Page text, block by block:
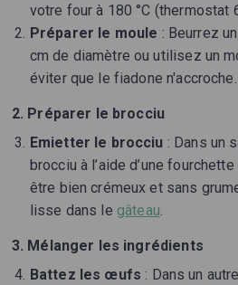
votre four à 180 °C (thermostat
Préparer le moule : Beurrez
cm de diamètre ou utilisez un
éviter que le fiadone n'accroche.
2. Préparer le brocciu
Emietter le brocciu : Dans un
brocciu à l’aide d’une
être bien crémeux et sans
lisse dans le gâteau.
3. Mélanger les ingrédients
Battez les œufs : Dans un